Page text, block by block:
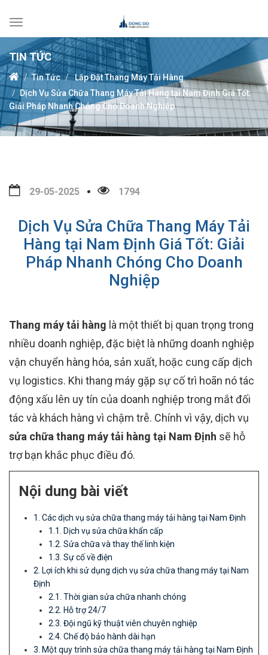
Toggle
navigation
TIN TỨC
Tin Tức
Lắp Đặt Thang Máy Tải Hàng
Dịch Vụ Sửa Chữa Thang Máy Tải Hàng tại Nam Định Giá Tốt:
Giải Pháp Nhanh Chóng Cho Doanh Nghiệp
29-05-2025 1794
Dịch Vụ Sửa Chữa Thang Máy Tải
Hàng tại Nam Định Giá Tốt: Giải
Pháp Nhanh Chóng Cho Doanh
Nghiệp
Thang máy tải hàng là một thiết bị quan trọng trong
nhiều doanh nghiệp, đặc biệt là những doanh nghiệp
vận chuyển hàng hóa, sản xuất, hoặc cung cấp dịch
vụ logistics. Khi thang máy gặp sự cố trì hoãn nó tác
động xấu lên uy tín của doanh nghiệp trong mắt đối
tác và khách hàng vì chậm trễ. Chính vì vậy, dịch vụ
sửa chữa thang máy tải hàng tại Nam Định sẽ hỗ
trợ bạn khắc phục điều đó.
Nội dung bài viết
1. Các dịch vụ sửa chữa thang máy tải hàng tại Nam Định
1.1. Dịch vụ sửa chữa khẩn cấp
1.2. Sửa chữa và thay thế linh kiện
1.3. Sự cố về điện
2. Lợi ích khi sử dụng dịch vụ sửa chữa thang máy tại Nam
Định
2.1. Thời gian sửa chữa nhanh chóng
2.2. Hỗ trợ 24/7
2.3. Đội ngũ kỹ thuật viên chuyên nghiệp
2.4. Chế độ bảo hành dài hạn
3. Một quy trình sửa chữa thang máy tải hàng tại Nam Định